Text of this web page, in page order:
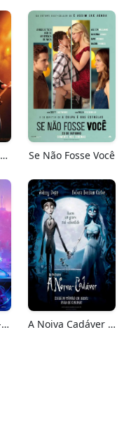
Springsteen: Salve-me Do Desconhecido Se Não Fosse Você
Guerreiras Do K-Pop: Para Cantar Junto A Noiva Cadáver (Relançamento)